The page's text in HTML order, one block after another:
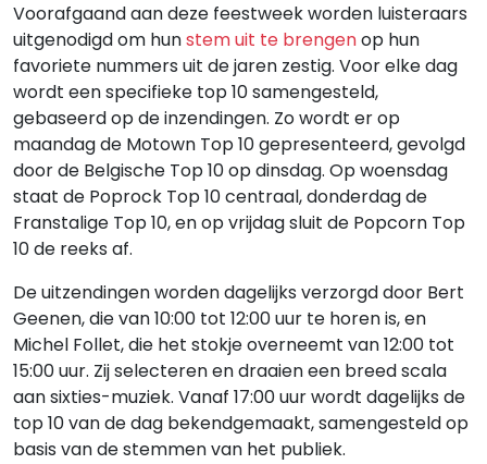
Voorafgaand aan deze feestweek worden luisteraars
uitgenodigd om hunstem uit te brengenop hun
favoriete nummers uit de jaren zestig. Voor elke dag
wordt een specifieke top 10 samengesteld,
gebaseerd op de inzendingen. Zo wordt er op
maandag de Motown Top 10 gepresenteerd, gevolgd
door de Belgische Top 10 op dinsdag. Op woensdag
staat de Poprock Top 10 centraal, donderdag de
Franstalige Top 10, en op vrijdag sluit de Popcorn Top
10 de reeks af.
De uitzendingen worden dagelijks verzorgd door Bert
Geenen, die van 10:00 tot 12:00 uur te horen is, en
Michel Follet, die het stokje overneemt van 12:00 tot
15:00 uur. Zij selecteren en draaien een breed scala
aan sixties-muziek. Vanaf 17:00 uur wordt dagelijks de
top 10 van de dag bekendgemaakt, samengesteld op
basis van de stemmen van het publiek.